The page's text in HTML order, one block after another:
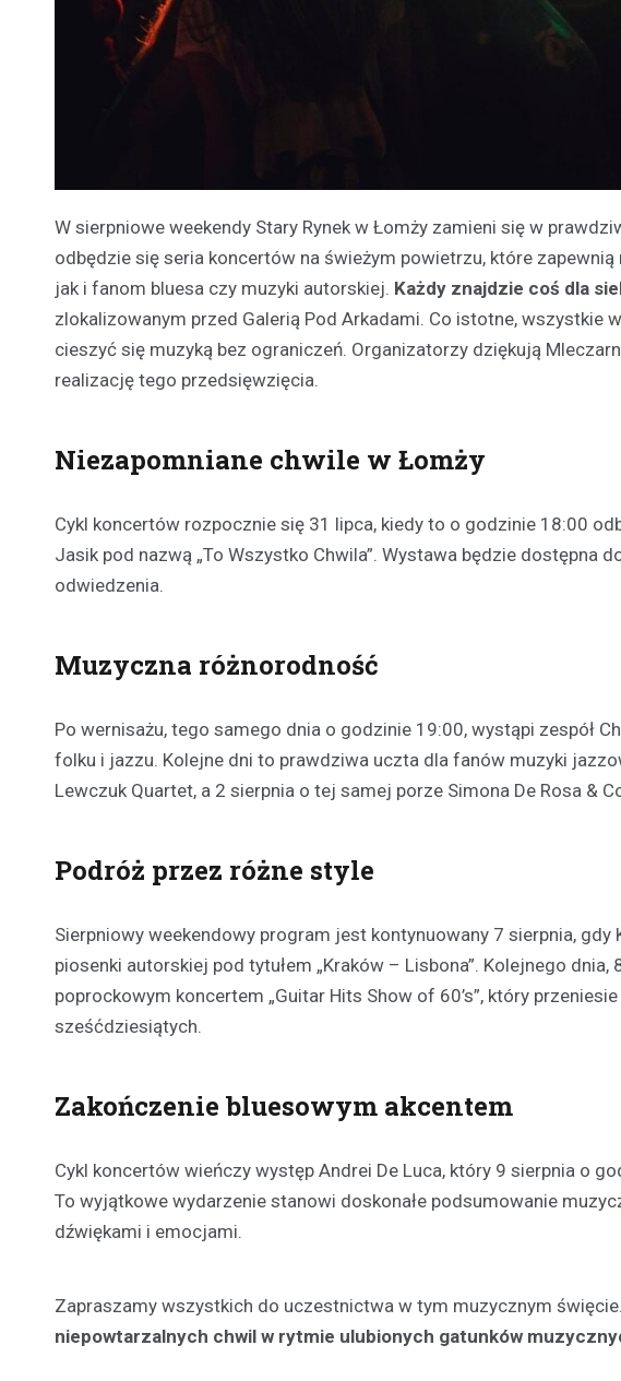
W sierpniowe weekendy Stary Rynek w Łomży zamieni się w
odbędzie się seria koncertów na świeżym powietrzu, które
jak i fanom bluesa czy muzyki autorskiej. Każdy znajdzie coś dla
zlokalizowanym przed Galerią Pod Arkadami. Co istotne, wszystkie
cieszyć się muzyką bez ograniczeń. Organizatorzy dziękują
realizację tego przedsięwzięcia.
Niezapomniane chwile w Łomży
Cykl koncertów rozpocznie się 31 lipca, kiedy to o godzinie 18:00
Jasik pod nazwą „To Wszystko Chwila”. Wystawa będzie dostępna
odwiedzenia.
Muzyczna różnorodność
Po wernisażu, tego samego dnia o godzinie 19:00, wystąpi zespół
folku i jazzu. Kolejne dni to prawdziwa uczta dla fanów muzyki
Lewczuk Quartet, a 2 sierpnia o tej samej porze Simona De Rosa &
Podróż przez różne style
Sierpniowy weekendowy program jest kontynuowany 7 sierpnia,
piosenki autorskiej pod tytułem „Kraków – Lisbona”. Kolejnego
poprockowym koncertem „Guitar Hits Show of 60’s”, który
sześćdziesiątych.
Zakończenie bluesowym akcentem
Cykl koncertów wieńczy występ Andrei De Luca, który 9 sierpnia o
To wyjątkowe wydarzenie stanowi doskonałe podsumowanie
dźwiękami i emocjami.
Zapraszamy wszystkich do uczestnictwa w tym muzycznym święcie.
niepowtarzalnych chwil w rytmie ulubionych gatunków